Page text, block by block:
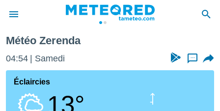
de
Météo Zerenda
04:54 Samedi ...
Éclaircies
13°